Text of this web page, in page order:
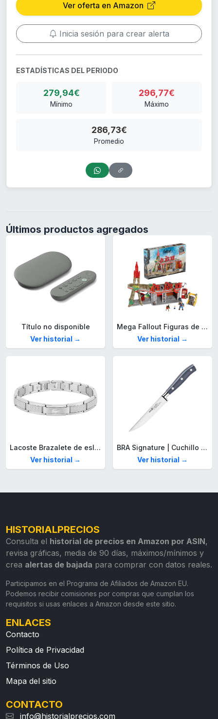
Ver oferta en Amazon
Inicia sesión para crear alerta
ESTADÍSTICAS DEL PERIODO
279,94€
Mínimo
296,77€
Máximo
286,73€
Promedio
Últimos productos agregados
Título no disponible
Ver historial →
Mega Fallout Figuras de acción y Juguetes de construcción, Parada de Camiones Red Rocket con 824 Piezas, 2 Personajes articulados y Accesorios, para coleccionistas, HXT00
Ver historial →
Lacoste Brazalete de eslabón para Hombre Colección STENCIL de Acero inoxidable
Ver historial →
BRA Signature | Cuchillo tomatero 120 mm, Acero Inoxidable alemán forjado con Molibdeno Vanadio, Mango Remachado ABS, Diseño Ergonómico, Hoja 1,6 mm espesor
Ver historial →
HISTORIALPRECIOS
Consulta el historial de precios en Amazon por ASIN,
revisa gráficas, media de 90 días, máximos/mínimos y
crea alertas de bajada para comprar con datos reales.
Participamos en el Programa de Afiliados de Amazon EU.
Podemos recibir comisiones por compras que cumplan los
requisitos si usas enlaces a Amazon desde este sitio.
ENLACES
Contacto
Política de Privacidad
Términos de Uso
Mapa del sitio
CONTACTO
info@historialprecios.com